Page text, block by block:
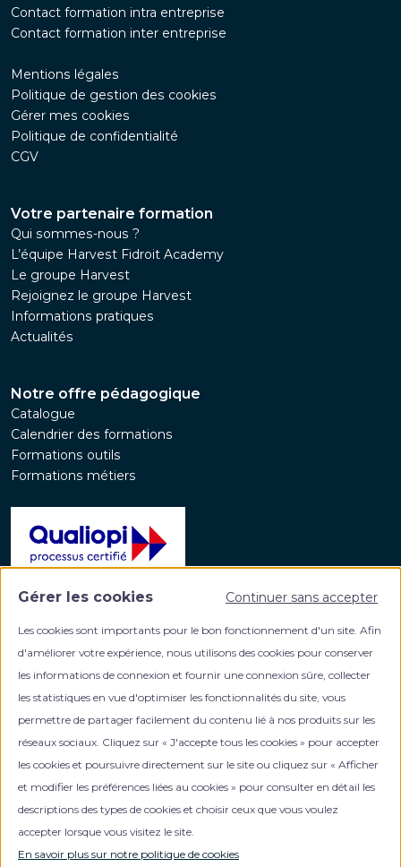
Contact formation intra entreprise
Contact formation inter entreprise
Mentions légales
Politique de gestion des cookies
Gérer mes cookies
Politique de confidentialité
CGV
Votre partenaire formation
Qui sommes-nous ?
L’équipe Harvest Fidroit Academy
Le groupe Harvest
Rejoignez le groupe Harvest
Informations pratiques
Actualités
Notre offre pédagogique
Catalogue
Calendrier des formations
Formations outils
Formations métiers
catégorie d'action suivante :
ACTIONS DE FORMATION
Votre partenaire formation en gestion de patrimoine
NOUS CONTACTER
Gérer les cookies Continuer sans accepter
Les cookies sont importants pour le bon fonctionnement d'un site. Afin
d'améliorer votre expérience, nous utilisons des cookies pour conserver
les informations de connexion et fournir une connexion sûre, collecter
les statistiques en vue d'optimiser les fonctionnalités du site, vous
permettre de partager facilement du contenu lié à nos produits sur les
réseaux sociaux. Cliquez sur « J'accepte tous les cookies » pour accepter
les cookies et poursuivre directement sur le site ou cliquez sur « Afficher
et modifier les préférences liées au cookies » pour consulter en détail les
descriptions des types de cookies et choisir ceux que vous voulez
accepter lorsque vous visitez le site.
En savoir plus sur notre politique de cookies